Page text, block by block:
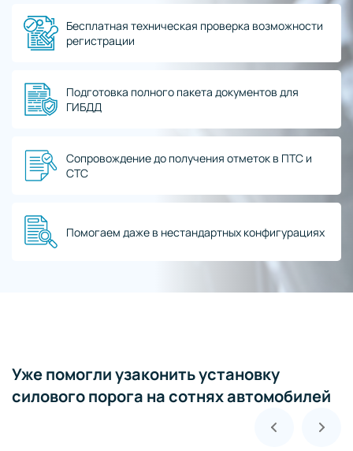
Бесплатная техническая проверка возможности
регистрации
Подготовка полного пакета документов для
ГИБДД
Сопровождение до получения отметок в ПТС и
СТС
Помогаем даже в нестандартных конфигурациях
Уже помогли узаконить установку
силового порога на сотнях автомобилей